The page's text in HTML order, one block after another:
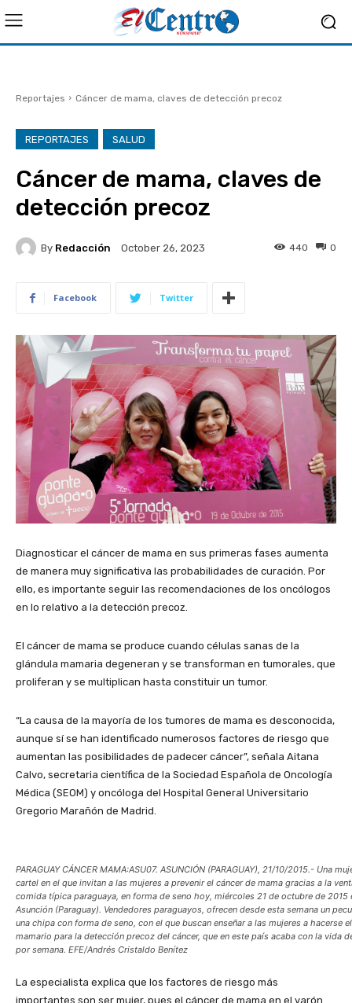
Reportajes Cáncer de mama, claves de detección precoz
REPORTAJES SALUD
Cáncer de mama, claves de
detección precoz
By Redacción October 26, 2023 0
440
Facebook Twitter
Diagnosticar el cáncer de mama en sus primeras fases aumenta
de manera muy significativa las probabilidades de curación. Por
ello, es importante seguir las recomendaciones de los oncólogos
en lo relativo a la detección precoz.
El cáncer de mama se produce cuando células sanas de la
glándula mamaria degeneran y se transforman en tumorales, que
proliferan y se multiplican hasta constituir un tumor.
“La causa de la mayoría de los tumores de mama es desconocida,
aunque sí se han identificado numerosos factores de riesgo que
aumentan las posibilidades de padecer cáncer”, señala Aitana
Calvo, secretaria científica de la Sociedad Española de Oncología
Médica (SEOM) y oncóloga del Hospital General Universitario
Gregorio Marañón de Madrid.
PARAGUAY CÁNCER MAMA:ASU07. ASUNCIÓN (PARAGUAY), 21/10/2015.- Una
cartel en el que invitan a las mujeres a prevenir el cáncer de mama gracias a la
comida típica paraguaya, en forma de seno hoy, miércoles 21 de octubre de 2015
Asunción (Paraguay). Vendedores paraguayos, ofrecen desde esta semana un
una chipa con forma de seno, con el que buscan enseñar a las mujeres a hacerse
mamario para la detección precoz del cáncer, que en este país acaba con la vida
por semana. EFE/Andrés Cristaldo Benítez
La especialista explica que los factores de riesgo más
importantes son ser mujer, pues el cáncer de mama en el varón